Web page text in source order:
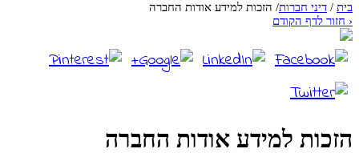
בית / דיני חברות/ הזכות למידע אודות החברה
‹ חזור לדף הקודם
הזכות למידע אודות החברה